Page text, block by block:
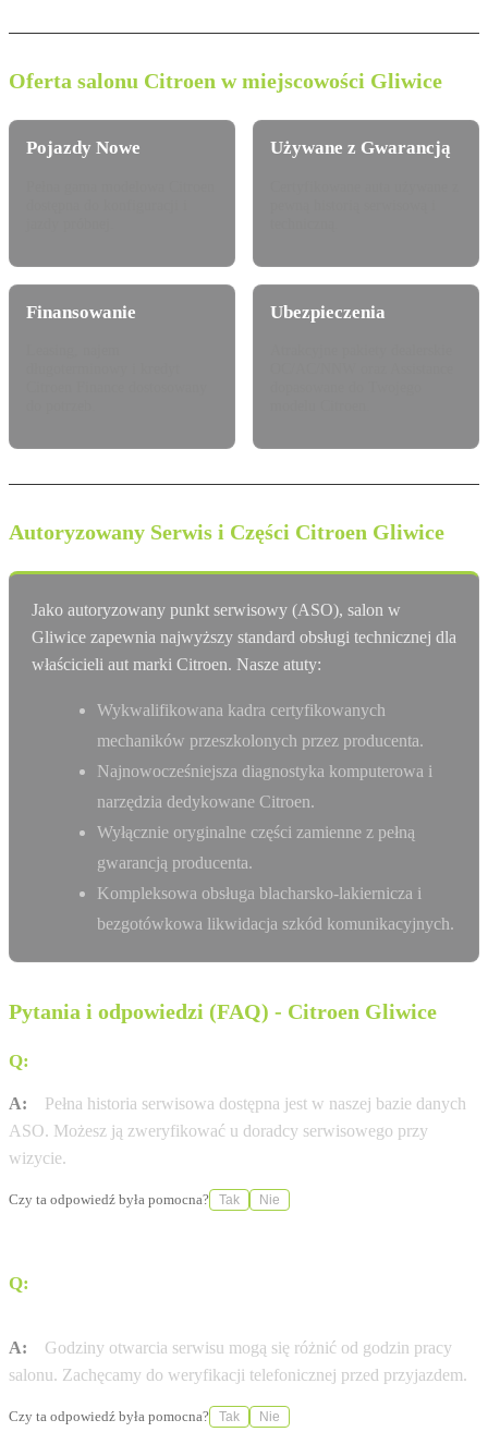
Oferta salonu Citroen w miejscowości Gliwice
Pojazdy Nowe Używane z Gwarancją
Finansowanie Ubezpieczenia
Autoryzowany Serwis i Części Citroen Gliwice
Jako autoryzowany punkt serwisowy (ASO), salon w
Gliwice zapewnia najwyższy standard obsługi technicznej dla
właścicieli aut marki Citroen. Nasze atuty:
Wykwalifikowana kadra certyfikowanych
mechaników przeszkolonych przez producenta.
Najnowocześniejsza diagnostyka komputerowa i
narzędzia dedykowane Citroen.
Wyłącznie oryginalne części zamienne z pełną
gwarancją producenta.
Kompleksowa obsługa blacharsko-lakiernicza i
bezgotówkowa likwidacja szkód komunikacyjnych.
Pytania i odpowiedzi (FAQ) - Citroen Gliwice
Q:
A:
Pełna historia serwisowa dostępna jest w naszej bazie danych
ASO. Możesz ją zweryfikować u doradcy serwisowego przy
wizycie.
Czy ta odpowiedź była pomocna? Tak Nie
Q:
A:
Godziny otwarcia serwisu mogą się różnić od godzin pracy
salonu. Zachęcamy do weryfikacji telefonicznej przed przyjazdem.
Czy ta odpowiedź była pomocna? Tak Nie